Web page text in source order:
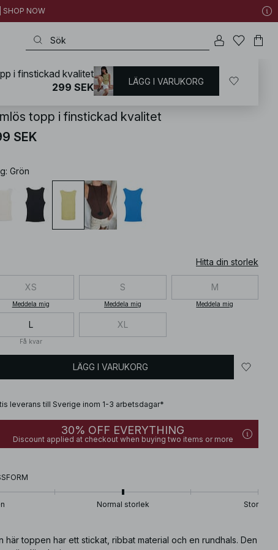
NOW
Sommarkläder / Sommartoppar
topp i finstickad kvalitet
SEK
: Grön
Hitta din storlek
XS
Meddela mig
S
Meddela mig
M
Meddela mig
L
Få kvar
XL
LÄGG I VARUKORG
leverans till Sverige inom 1-3 arbetsdagar*
30% OFF EVERYTHING
Discount applied at checkout when buying two items or more
Normal storlek Stor
här toppen har ett stickat, ribbat material och en rundhals. Den
i finstickad kvalitet
299 SEK
LÄGG I VARUKORG